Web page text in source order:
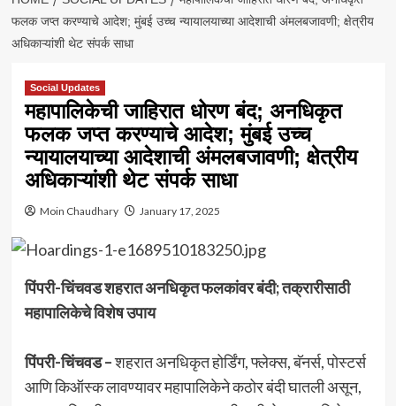
फलक जप्त करण्याचे आदेश; मुंबई उच्च न्यायालयाच्या आदेशाची अंमलबजावणी; क्षेत्रीय
अधिकाऱ्यांशी थेट संपर्क साधा
Social Updates
महापालिकेची जाहिरात धोरण बंद; अनधिकृत
फलक जप्त करण्याचे आदेश; मुंबई उच्च
न्यायालयाच्या आदेशाची अंमलबजावणी; क्षेत्रीय
अधिकाऱ्यांशी थेट संपर्क साधा
Moin Chaudhary January 17, 2025
पिंपरी-चिंचवड शहरात अनधिकृत फलकांवर बंदी; तक्रारीसाठी
महापालिकेचे विशेष उपाय
पिंपरी-चिंचवड –शहरात अनधिकृत होर्डिंग, फ्लेक्स, बॅनर्स, पोस्टर्स
आणि किऑस्क लावण्यावर महापालिकेने कठोर बंदी घातली असून,